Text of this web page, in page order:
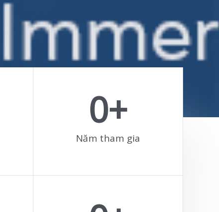
Năm tham gia
0+